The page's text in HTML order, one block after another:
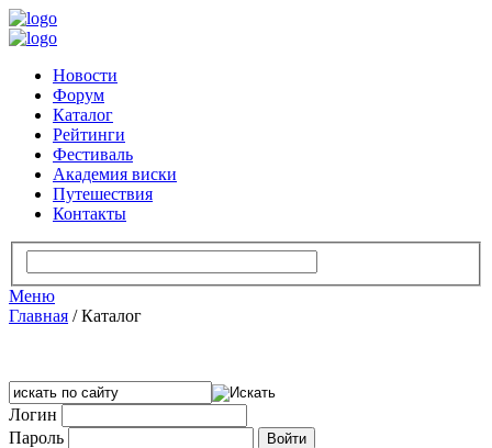
Новости
Форум
Каталог
Рейтинги
Фестиваль
Академия виски
Путешествия
Контакты
Меню
Главная /Каталог
Логин
Пароль